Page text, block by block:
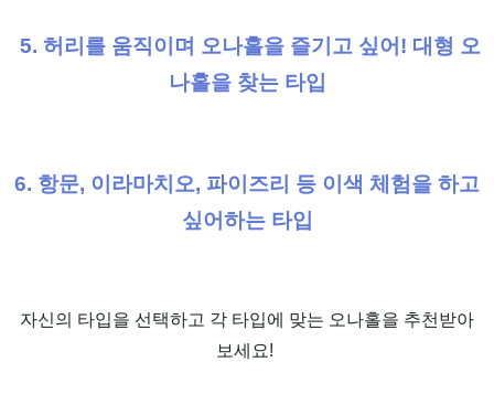
5. 허리를 움직이며 오나홀을 즐기고 싶어! 대형 오
나홀을 찾는 타입
6. 항문, 이라마치오, 파이즈리 등 이색 체험을 하고
싶어하는 타입
자신의 타입을 선택하고 각 타입에 맞는 오나홀을 추천받아
보세요!